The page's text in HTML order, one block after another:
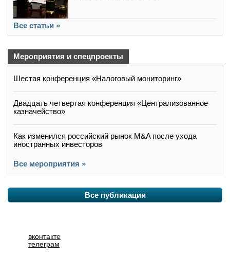
Все статьи »
Мероприятия и спецпроекты
Шестая конференция «Налоговый мониторинг»
Двадцать четвертая конференция «Централизованное
казначейство»
Как изменился российский рынок M&A после ухода
иностранных инвесторов
Все мероприятия »
Все публикации
вконтакте
телеграм